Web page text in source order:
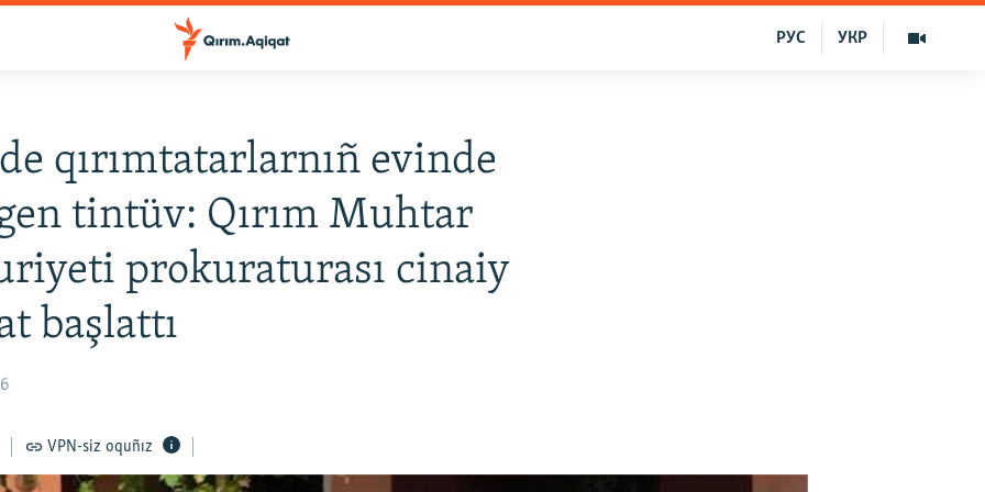
УКР
РУС
qırımtatarlarnıñ evinde
tintüv: Qırım Muhtar
prokuraturası cinaiy
başlattı
VPN-siz oquñız